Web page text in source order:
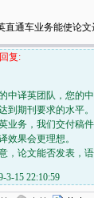
直通车业务能使论
复:
中译英团队，您的
到期刊要求的水平。
业务，我们交付稿
效果会更理想。
，论文能否发表，
3-15 22:10:59